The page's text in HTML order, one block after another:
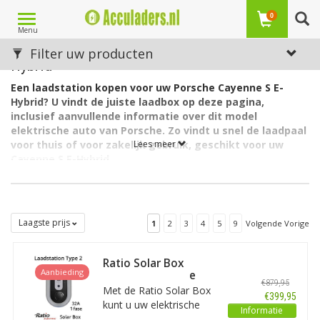
Toggle
navigation
Menu
0
Laadstations voor de Porsche Cayenne S E-
Hybrid
Een laadstation kopen voor uw Porsche Cayenne S E-
Hybrid? U vindt de juiste laadbox op deze pagina,
inclusief aanvullende informatie over dit model
elektrische auto van Porsche. Zo vindt u snel de laadpaal
voor thuis of voor zakelijk gebruik, geschikt voor uw
De accu van de Porsche Cayenne S E-Hybrid heeft een
Welk soort laadstation voor de Porsche Cayenne S E-
De Porsche Cayenne S E-Hybrid heeft aan autozijde een
aansluiting Type 2 en kan als gezegd 1-fasig laden met 16
ampère. Hiervoor is een EV box Type 2, 1 fase, 16A geschikt.
Op zoek naar een laadpaal voor een andere Porsche?Zie
Lees meer
Filter uw producten
Laagste prijs 1 2 3 4 5 9 Volgende Vorige
Aanbieding
Ratio Solar Box
Outlet 32A 1 fase
Met de Ratio Solar Box
kunt u uw elektrische
€879,95
€399,95
Informatie